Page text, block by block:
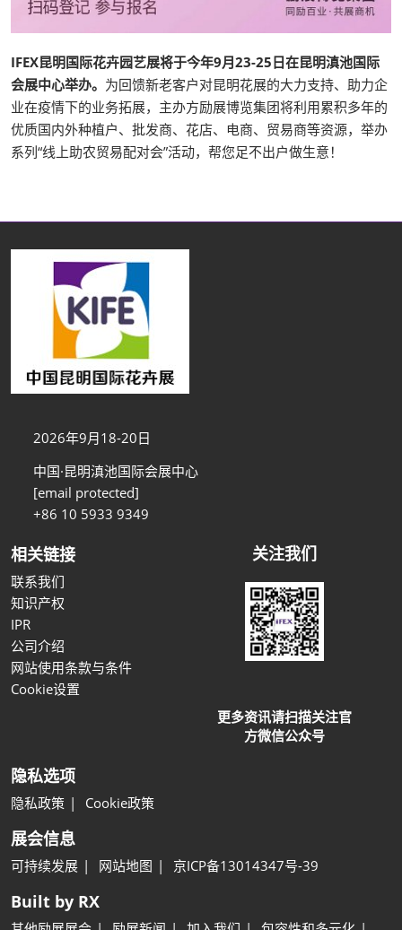
IFEX昆明国际花卉园艺展将于今年9月23-25日在昆明滇池国际
会展中心举办。 为回馈新老客户对昆明花展的大力支持、助力企
业在疫情下的业务拓展，主办方励展博览集团将利用累积多年的
优质国内外种植户、批发商、花店、电商、贸易商等资源，举办
系列“线上助农贸易配对会”活动，帮您足不出户做生意！
2026年9月18-20日
中国·昆明滇池国际会展中心
[email protected]
+86 10 5933 9349
相关链接
联系我们
知识产权
IPR
公司介绍
网站使用条款与条件
Cookie设置
关注我们
更多资讯请扫描关注官
方微信公众号
隐私选项
隐私政策 Cookie政策
展会信息
可持续发展 网站地图 京ICP备13014347号-39
Built by RX